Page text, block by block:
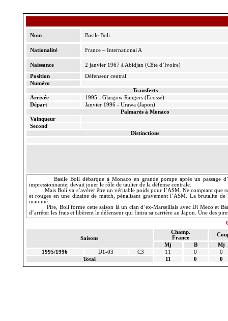
Nom Basile Boli
Nationalité France – International A
Naissance
2 janvier 1967 à Abidjan (Côte d’Ivoire)
Position
Défenseur central
Numéro
Transferts
Arrivée
1995 - Glasgow Rangers (Ecosse)
Départ
Janvier 1996 - Urawa (Japon)
Palmarès à Monaco
Vainqueur
Second
Distinctions
Basile Boli débarque à Monaco en grande pompe après un passage
impressionnante, devait jouer le rôle de taulier de la défense centrale.
Mais Boli va s’avérer être un véritable poids pour l’ASM. Ne comptant que
et rouges en une dizaine de match, pénalisant gravement l’ASM. La brutalité
inanimé.
Pire, Boli forme cette saison là un clan d’ex-Marseillais avec Di Meco et
d’arrêter les frais et libèrent le défenseur qui finira sa carrière au Japon. Une des
Saisons
Champ.
France
Mj
B
Mj
1995/1996
D1-03 C3 11 0
0
Total
11 0 0